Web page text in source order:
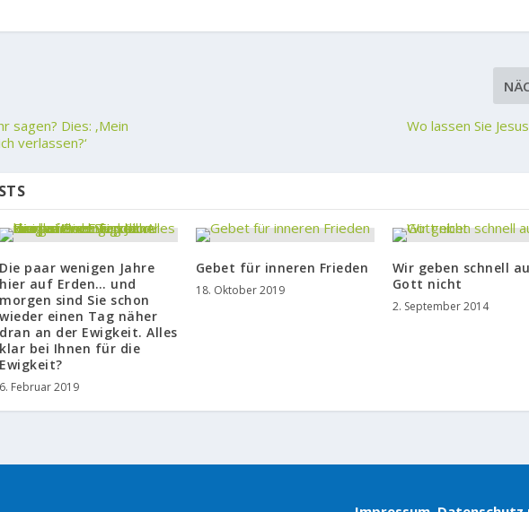
sagen? Dies: ‚Mein
verlassen?‘
Wo lassen Sie
Die paar wenigen Jahre
hier auf Erden… und
morgen sind Sie schon
wieder einen Tag näher
dran an der Ewigkeit. Alles
klar bei Ihnen für die
Ewigkeit?
6. Februar 2019
Gebet für inneren Frieden
18. Oktober 2019
Wir geben schnell
Gott nicht
2. September 2014